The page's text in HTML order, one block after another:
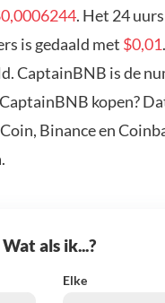
. Het 24
is gedaald met $0,01
CaptainBNB is de
kopen?
Binance en
Wat als ik...?
Elke